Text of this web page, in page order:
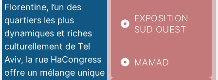
Florentine, l’un des
quartiers les plus
dynamiques et riches
culturellement de Tel
Aviv, la rue HaCongress
offre un mélange unique
EXPOSITION
SUD OUEST
MAMAD